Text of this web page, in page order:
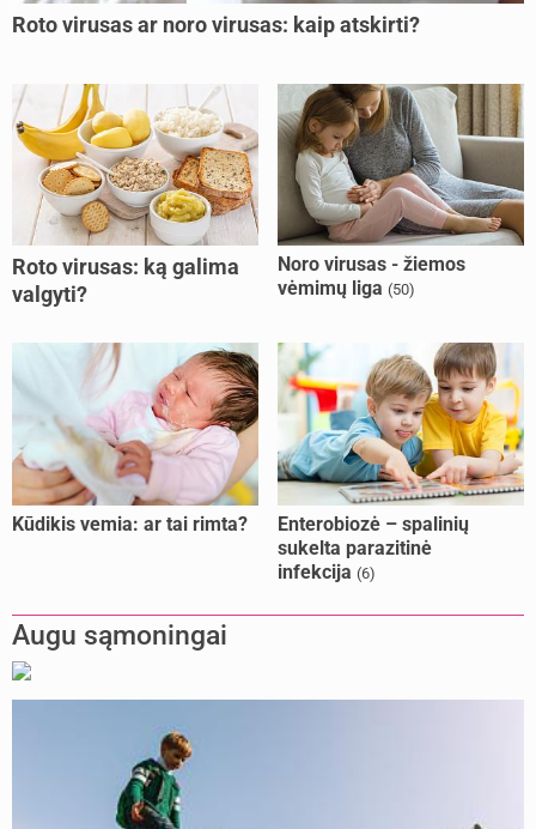
Roto virusas ar noro virusas: kaip atskirti?
Roto virusas: ką galima
valgyti?
Noro virusas - žiemos
vėmimų liga (50)
Kūdikis vemia: ar tai rimta?
Enterobiozė – spalinių
sukelta parazitinė
infekcija (6)
Augu sąmoningai